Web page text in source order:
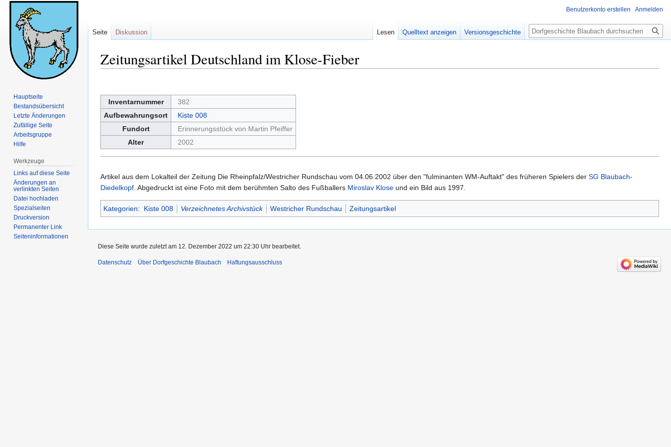
Zeitungsartikel Deutschland im Klose-Fieber
Navigation
springen
Suche
springen
Inventarnummer
382
Aufbewahrungsort
Kiste 008
Fundort
Erinnerungsstück von Martin Pfeiffer
Alter
2002
Artikel aus dem Lokalteil der Zeitung Die Rheinpfalz/Westricher Rundschau vom 04.06.2002 über den "fulminanten WM-Auftakt" des früheren Spielers der SG Blaubach-
Diedelkopf. Abgedruckt ist eine Foto mit dem berühmten Salto des Fußballers Miroslav Klose und ein Bild aus 1997.
Kategorien: Kiste 008 Verzeichnetes Archivstück Westricher Rundschau Zeitungsartikel
Benutzerkonto erstellen Anmelden
Seite Diskussion Lesen Quelltext anzeigen Versionsgeschichte Suche
Hauptseite
Bestandsübersicht
Letzte Änderungen
Zufällige Seite
Arbeitsgruppe
Hilfe
Werkzeuge
Links auf diese Seite
Änderungen an
verlinkten Seiten
Datei hochladen
Spezialseiten
Druckversion
Permanenter Link
Seiten­informationen
Diese Seite wurde zuletzt am 12. Dezember 2022 um 22:30 Uhr bearbeitet.
Datenschutz Über Dorfgeschichte Blaubach Haftungsausschluss